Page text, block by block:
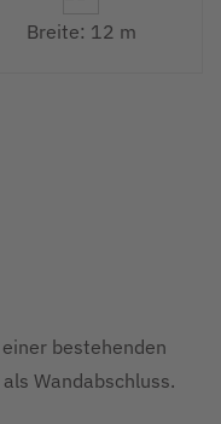
Breite: 12 m
bestehenden
Wandabschluss.